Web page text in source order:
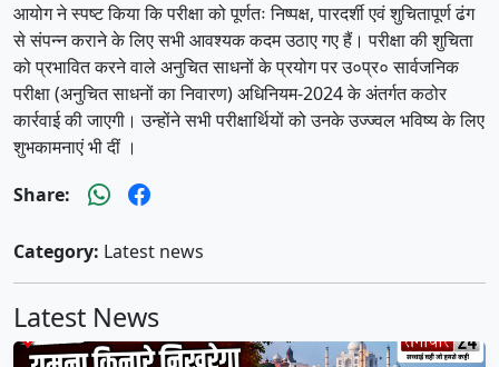
आयोग ने स्पष्ट किया कि परीक्षा को पूर्णतः निष्पक्ष, पारदर्शी एवं शुचितापूर्ण ढंग
से संपन्न कराने के लिए सभी आवश्यक कदम उठाए गए हैं। परीक्षा की शुचिता
को प्रभावित करने वाले अनुचित साधनों के प्रयोग पर उ०प्र० सार्वजनिक
परीक्षा (अनुचित साधनों का निवारण) अधिनियम-2024 के अंतर्गत कठोर
कार्रवाई की जाएगी। उन्होंने सभी परीक्षार्थियों को उनके उज्ज्वल भविष्य के लिए
शुभकामनाएं भी दीं ।
Share:
Category: Latest news
Latest News